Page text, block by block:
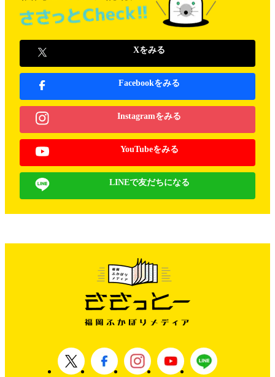
Xをみる
Facebookをみる
Instagramをみる
YouTubeをみる
LINEで友だちになる